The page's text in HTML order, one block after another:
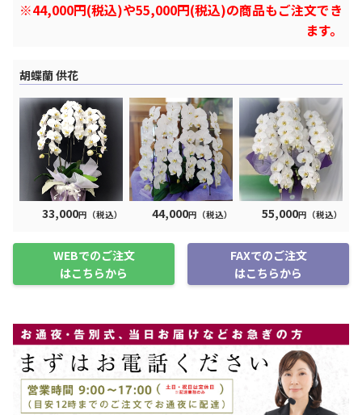
※44,000円(税込)や55,000円(税込)の商品もご注文でき
ます。
胡蝶蘭 供花
33,000円（税込） 44,000円（税込） 55,000円（税込）
WEBでのご注文
はこちらから
FAXでのご注文
はこちらから